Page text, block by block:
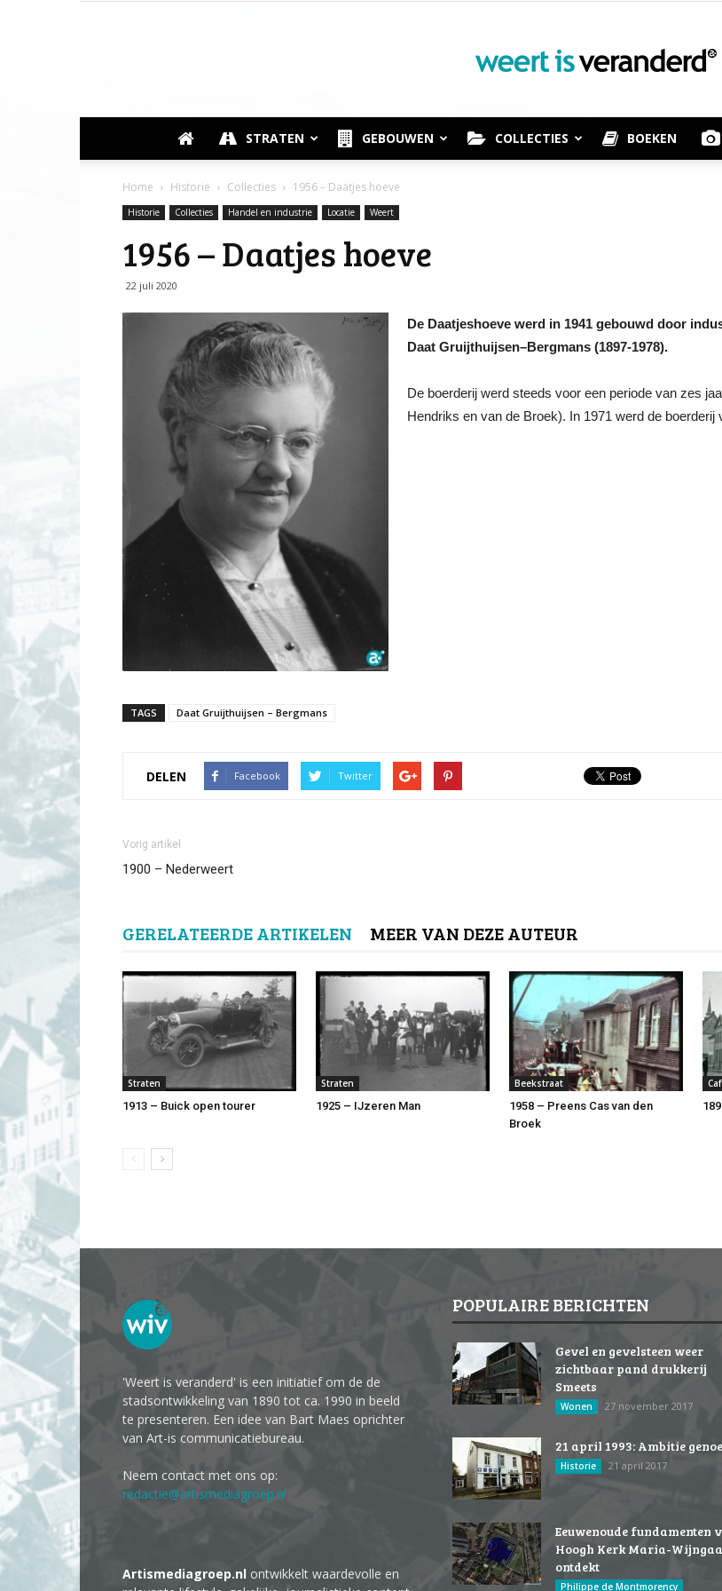
Weert
Veranderd
STRATEN GEBOUWEN COLLECTIES BOEKEN
Home Historie Collecties 1956 – Daatjes hoeve
Historie Collecties Handel en industrie Locatie Weert
1956 – Daatjes hoeve
22 juli 2020
De Daatjeshoeve werd in 1941 gebouwd door
Daat Gruijthuijsen–Bergmans (1897-1978).
De boerderij werd steeds voor een periode van zes
Hendriks en van de Broek). In 1971 werd de
TAGS Daat Gruijthuijsen – Bergmans
DELEN Facebook Twitter
Vorig artikel
1900 – Nederweert
GERELATEERDE ARTIKELEN MEER VAN DEZE AUTEUR
Straten
1913 – Buick open tourer
Straten
1925 – IJzeren Man
Beekstraat
1958 – Preens Cas van den
Broek
'Weert is veranderd' is een initiatief om de de
stadsontwikkeling van 1890 tot ca. 1990 in beeld
te presenteren. Een idee van Bart Maes oprichter
van Art-is communicatiebureau.
Neem contact met ons op:
redactie@artismediagroep.nl
Artismediagroep.nl ontwikkelt waardevolle en
POPULAIRE BERICHTEN
Gevel en gevelsteen weer
zichtbaar pand drukkerij
Smeets
Wonen 27 november 2017
21 april 1993: Ambitie
Historie 21 april 2017
Eeuwenoude fundamenten
Hoogh Kerk Maria-
ontdekt
Philippe de Montmorency